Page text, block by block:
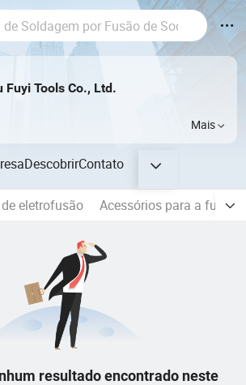
Fuyi Tools Co., Ltd.
Mais
DescobrirContato
eletrofusão Acessórios para a fusão
resultado encontrado neste